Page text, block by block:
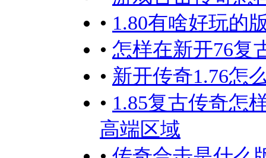
• 1.80有啥好玩的
• 怎样在新开76复
• 新开传奇1.76怎
• 1.85复古传奇怎
高端区域